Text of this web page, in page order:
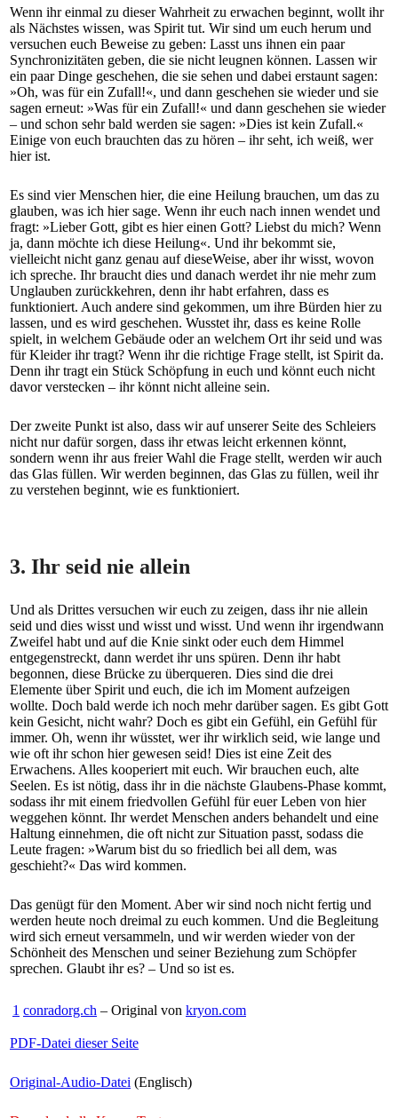
Wenn ihr einmal zu dieser Wahrheit zu erwachen beginnt, wollt ihr
als Nächstes wissen, was Spirit tut. Wir sind um euch herum und
versuchen euch Beweise zu geben: Lasst uns ihnen ein paar
Synchronizitäten geben, die sie nicht leugnen können. Lassen wir
ein paar Dinge geschehen, die sie sehen und dabei erstaunt sagen:
»Oh, was für ein Zufall!«, und dann geschehen sie wieder und sie
sagen erneut: »Was für ein Zufall!« und dann geschehen sie wieder
– und schon sehr bald werden sie sagen: »Dies ist kein Zufall.«
Einige von euch brauchten das zu hören – ihr seht, ich weiß, wer
hier ist.
Es sind vier Menschen hier, die eine Heilung brauchen, um das zu
glauben, was ich hier sage. Wenn ihr euch nach innen wendet und
fragt: »Lieber Gott, gibt es hier einen Gott? Liebst du mich? Wenn
ja, dann möchte ich diese Heilung«. Und ihr bekommt sie,
vielleicht nicht ganz genau auf dieseWeise, aber ihr wisst, wovon
ich spreche. Ihr braucht dies und danach werdet ihr nie mehr zum
Unglauben zurückkehren, denn ihr habt erfahren, dass es
funktioniert. Auch andere sind gekommen, um ihre Bürden hier zu
lassen, und es wird geschehen. Wusstet ihr, dass es keine Rolle
spielt, in welchem Gebäude oder an welchem Ort ihr seid und was
für Kleider ihr tragt? Wenn ihr die richtige Frage stellt, ist Spirit da.
Denn ihr tragt ein Stück Schöpfung in euch und könnt euch nicht
davor verstecken – ihr könnt nicht alleine sein.
Der zweite Punkt ist also, dass wir auf unserer Seite des Schleiers
nicht nur dafür sorgen, dass ihr etwas leicht erkennen könnt,
sondern wenn ihr aus freier Wahl die Frage stellt, werden wir auch
das Glas füllen. Wir werden beginnen, das Glas zu füllen, weil ihr
zu verstehen beginnt, wie es funktioniert.
3. Ihr seid nie allein
Und als Drittes versuchen wir euch zu zeigen, dass ihr nie allein
seid und dies wisst und wisst und wisst. Und wenn ihr irgendwann
Zweifel habt und auf die Knie sinkt oder euch dem Himmel
entgegenstreckt, dann werdet ihr uns spüren. Denn ihr habt
begonnen, diese Brücke zu überqueren. Dies sind die drei
Elemente über Spirit und euch, die ich im Moment aufzeigen
wollte. Doch bald werde ich noch mehr darüber sagen. Es gibt Gott
kein Gesicht, nicht wahr? Doch es gibt ein Gefühl, ein Gefühl für
immer. Oh, wenn ihr wüsstet, wer ihr wirklich seid, wie lange und
wie oft ihr schon hier gewesen seid! Dies ist eine Zeit des
Erwachens. Alles kooperiert mit euch. Wir brauchen euch, alte
Seelen. Es ist nötig, dass ihr in die nächste Glaubens-Phase kommt,
sodass ihr mit einem friedvollen Gefühl für euer Leben von hier
weggehen könnt. Ihr werdet Menschen anders behandelt und eine
Haltung einnehmen, die oft nicht zur Situation passt, sodass die
Leute fragen: »Warum bist du so friedlich bei all dem, was
geschieht?« Das wird kommen.
Das genügt für den Moment. Aber wir sind noch nicht fertig und
werden heute noch dreimal zu euch kommen. Und die Begleitung
wird sich erneut versammeln, und wir werden wieder von der
Schönheit des Menschen und seiner Beziehung zum Schöpfer
sprechen. Glaubt ihr es? – Und so ist es.
1 conradorg.ch – Original von kryon.com
PDF-Datei dieser Seite
Original-Audio-Datei (Englisch)